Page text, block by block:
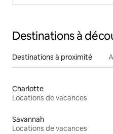
Destinations à
Destinations à proximité
Charlotte
Locations de vacances
Savannah
Locations de vacances